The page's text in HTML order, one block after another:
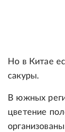
Но в Китае
сакуры.
В южных
цветение